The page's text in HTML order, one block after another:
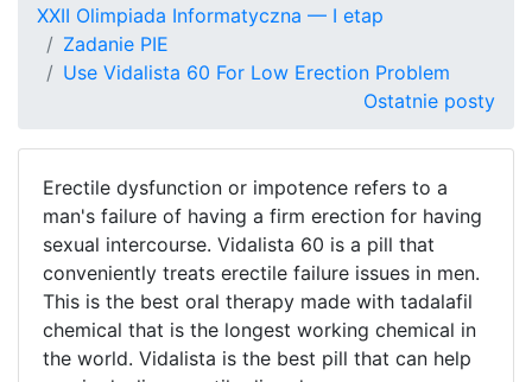
XXII Olimpiada Informatyczna — I etap
Zadanie PIE
Use Vidalista 60 For Low Erection Problem
Ostatnie posty
Erectile dysfunction or impotence refers to a
man's failure of having a firm erection for having
sexual intercourse. Vidalista 60 is a pill that
conveniently treats erectile failure issues in men.
This is the best oral therapy made with tadalafil
chemical that is the longest working chemical in
the world. Vidalista is the best pill that can help